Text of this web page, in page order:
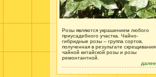
Розы являются украшением любого
приусадебного участка. Чайно-
гибридные розы – группа сортов,
полученная в результате скрещивания
чайной китайской розы и розы
ремонтантной.
далее